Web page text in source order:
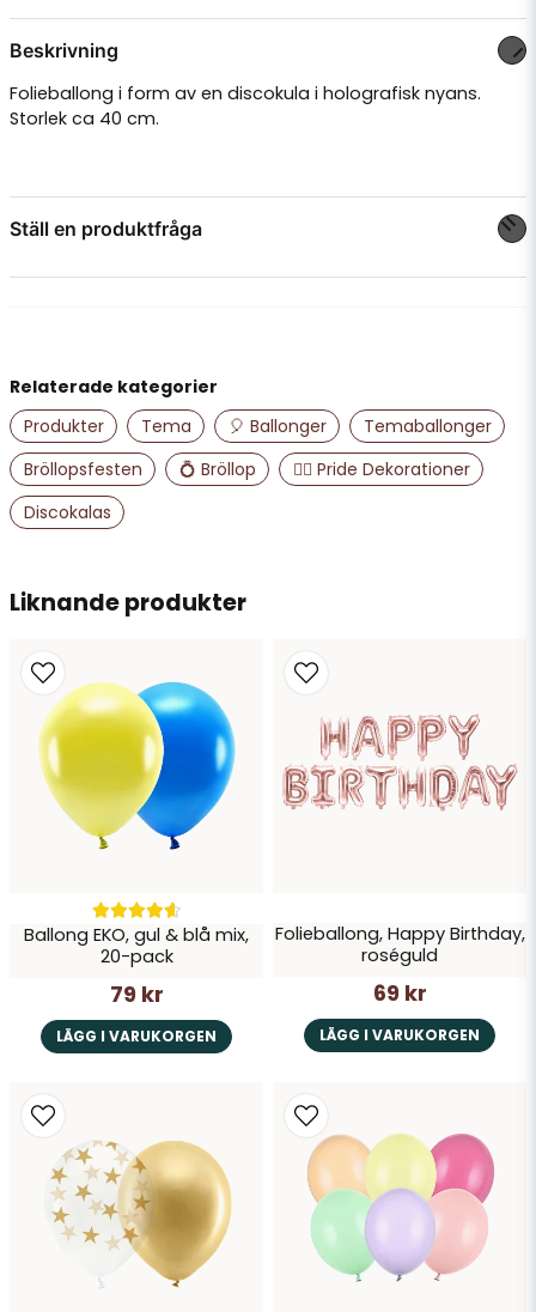
Beskrivning
Folieballong i form av en discokula i holografisk nyans.
Storlek ca 40 cm.
Ställ en produktfråga
name
Namn
email
Mejladress
Liknande produkter
Ballong EKO, gul & blå mix,
20-pack
79 kr
LÄGG I VARUKORGEN
Folieballong, Happy Birthday,
roséguld
69 kr
LÄGG I VARUKORGEN
Relaterade kategorier
Produkter
Tema 🎈 Ballonger
Temaballonger
Bröllopsfesten
💍 Bröllop
🏳️‍🌈 Pride Dekorationer
Discokalas